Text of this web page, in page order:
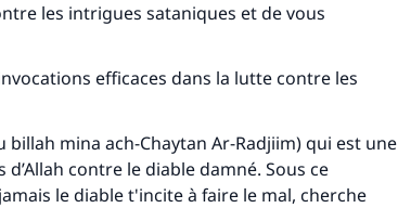
les intrigues sataniques et de vous
efficaces dans la lutte contre les
billah mina ach-Chaytan Ar-Radjiim) qui est une
contre le diable damné. Sous ce
le diable t'incite à faire le mal, cherche